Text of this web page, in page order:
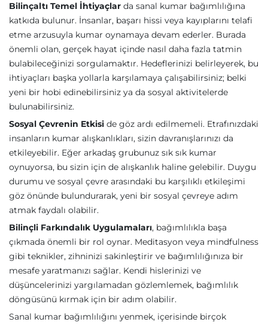
Bilinçaltı Temel İhtiyaçlar da sanal kumar bağımlılığına
katkıda bulunur. İnsanlar, başarı hissi veya kayıplarını telafi
etme arzusuyla kumar oynamaya devam ederler. Burada
önemli olan, gerçek hayat içinde nasıl daha fazla tatmin
bulabileceğinizi sorgulamaktır. Hedeflerinizi belirleyerek, bu
ihtiyaçları başka yollarla karşılamaya çalışabilirsiniz; belki
yeni bir hobi edinebilirsiniz ya da sosyal aktivitelerde
bulunabilirsiniz.
Sosyal Çevrenin Etkisi de göz ardı edilmemeli. Etrafınızdaki
insanların kumar alışkanlıkları, sizin davranışlarınızı da
etkileyebilir. Eğer arkadaş grubunuz sık sık kumar
oynuyorsa, bu sizin için de alışkanlık haline gelebilir. Duygu
durumu ve sosyal çevre arasındaki bu karşılıklı etkileşimi
göz önünde bulundurarak, yeni bir sosyal çevreye adım
atmak faydalı olabilir.
Bilinçli Farkındalık Uygulamaları, bağımlılıkla başa
çıkmada önemli bir rol oynar. Meditasyon veya mindfulness
gibi teknikler, zihninizi sakinleştirir ve bağımlılığınıza bir
mesafe yaratmanızı sağlar. Kendi hislerinizi ve
düşüncelerinizi yargılamadan gözlemlemek, bağımlılık
döngüsünü kırmak için bir adım olabilir.
Sanal kumar bağımlılığını yenmek, içerisinde birçok